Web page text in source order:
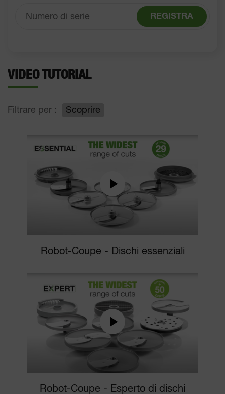
REGISTRA
VIDEO TUTORIAL
Filtrare per : Scoprire
Robot-Coupe - Dischi essenziali
Robot-Coupe - Esperto di dischi